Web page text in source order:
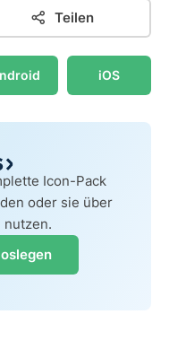
Teilen
iOS
Icon-Pack
oder sie über
nutzen.